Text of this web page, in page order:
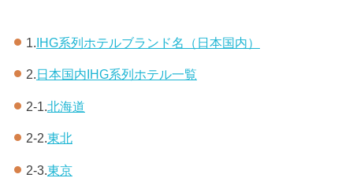
1.IHG系列ホテルブランド名（日本国内）
2. 日本国内IHG系列ホテル一覧
2-1.北海道
2-2.東北
2-3.東京